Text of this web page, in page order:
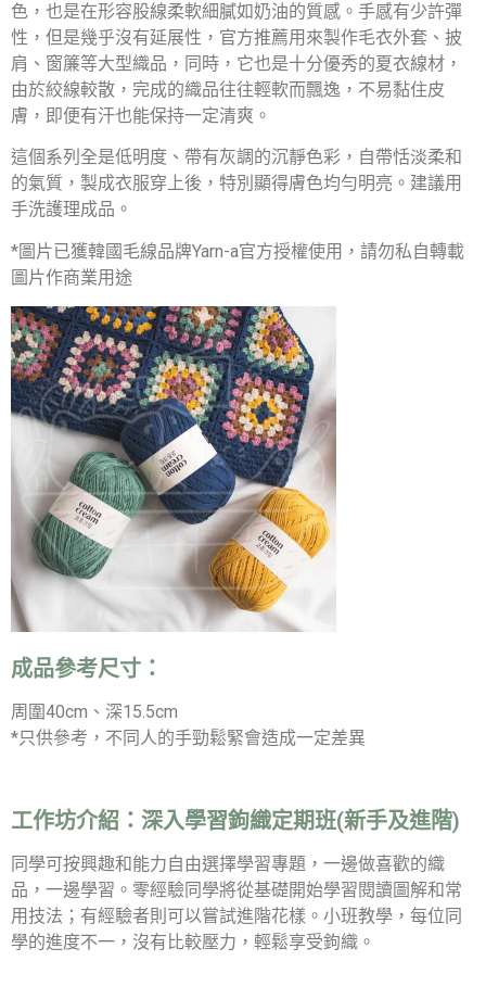
色，也是在形容股線柔軟細膩如奶油的質感。手感有少許彈
性，但是幾乎沒有延展性，官方推薦用來製作毛衣外套、披
肩、窗簾等大型織品，同時，它也是十分優秀的夏衣線材，
由於絞線較散，完成的織品往往輕軟而飄逸，不易黏住皮
膚，即便有汗也能保持一定清爽。
這個系列全是低明度、帶有灰調的沉靜色彩，自帶恬淡柔和
的氣質，製成衣服穿上後，特別顯得膚色均勻明亮。建議用
手洗護理成品。
*圖片已獲韓國毛線品牌Yarn-a官方授權使用，請勿私自轉載
圖片作商業用途
成品參考尺寸：
周圍40cm、深15.5cm
*只供參考，不同人的手勁鬆緊會造成一定差異
工作坊介紹： 深入學習鉤織定期班(新手及進階)
同學可按興趣和能力自由選擇學習專題，一邊做喜歡的織
品，一邊學習。零經驗同學將從基礎開始學習閱讀圖解和常
用技法；有經驗者則可以嘗試進階花樣。小班教學，每位同
學的進度不一，沒有比較壓力，輕鬆享受鉤織。